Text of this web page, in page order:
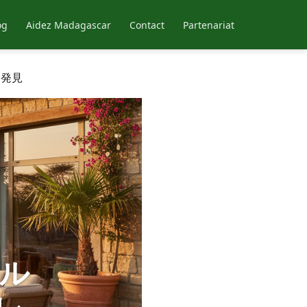
Aidez Madagascar Contact Partenariat
見